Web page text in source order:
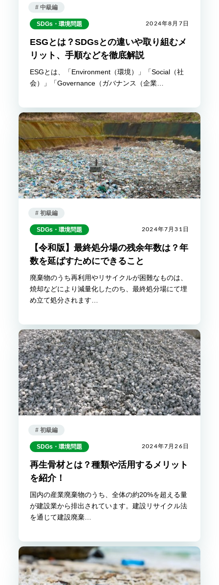
# 中級編
SDGs・環境問題 2024年8月7日
ESGとは？SDGsとの違いや取り組むメ
リット、手順などを徹底解説
ESGとは、「Environment（環境）」「Social（社
会）」「Governance（ガバナンス（企業…
# 初級編
SDGs・環境問題 2024年7月31日
【令和版】最終処分場の残余年数は？年
数を延ばすためにできること
廃棄物のうち再利用やリサイクルが困難なものは、
焼却などにより減量化したのち、最終処分場にて埋
め立て処分されます…
# 初級編
SDGs・環境問題 2024年7月26日
再生骨材とは？種類や活用するメリット
を紹介！
国内の産業廃棄物のうち、全体の約20%を超える量
が建設業から排出されています。建設リサイクル法
を通じて建設廃棄…